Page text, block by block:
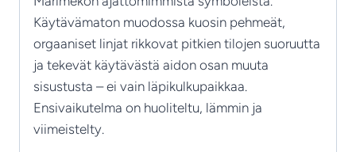
Käytävämaton muodossa kuosin pehmeät,
orgaaniset linjat rikkovat pitkien tilojen suoruutta
ja tekevät käytävästä aidon osan muuta
sisustusta – ei vain läpikulkupaikkaa.
Ensivaikutelma on huoliteltu, lämmin ja
viimeistelty.